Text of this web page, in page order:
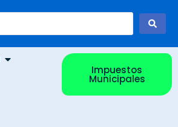
Impuestos
Municipales